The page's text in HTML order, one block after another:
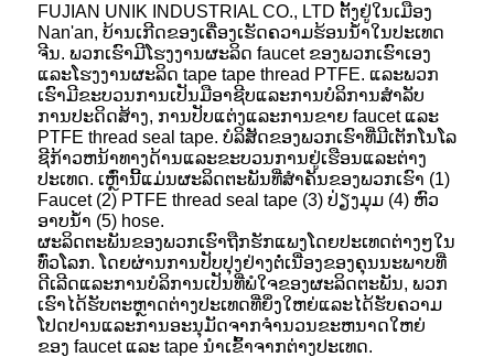
FUJIAN UNIK INDUSTRIAL CO., LTD ຕັ້ງຢູ່ໃນເມືອງ
Nan'an, ບ້ານເກີດຂອງເຄື່ອງເຮັດຄວາມຮ້ອນນ້ໍາໃນປະເທດ
ຈີນ. ພວກເຮົາມີໂຮງງານຜະລິດ faucet ຂອງພວກເຮົາເອງ
ແລະໂຮງງານຜະລິດ tape tape thread PTFE. ແລະພວກ
ເຮົາມີຂະບວນການເປັນມືອາຊີບແລະການບໍລິການສໍາລັບ
ການປະດິດສ້າງ, ການປັບແຕ່ງແລະການຂາຍ faucet ແລະ
PTFE thread seal tape. ບໍລິສັດຂອງພວກເຮົາທີ່ມີເຕັກໂນໂລ
ຊີກ້າວຫນ້າທາງດ້ານແລະຂະບວນການຢູ່ເຮືອນແລະຕ່າງ
ປະເທດ. ເຫຼົ່ານີ້ແມ່ນຜະລິດຕະພັນທີ່ສໍາຄັນຂອງພວກເຮົາ (1)
Faucet (2) PTFE thread seal tape (3) ປ່ຽງມຸມ (4) ຫົວ
ອາບນ້ໍາ (5) hose.
ຜະລິດຕະພັນຂອງພວກເຮົາຖືກຮັກແພງໂດຍປະເທດຕ່າງໆໃນ
ທົ່ວໂລກ. ໂດຍຜ່ານການປັບປຸງຢ່າງຕໍ່ເນື່ອງຂອງຄຸນນະພາບທີ່
ດີເລີດແລະການບໍລິການເປັນທີ່ພໍໃຈຂອງຜະລິດຕະພັນ, ພວກ
ເຮົາໄດ້ຮັບຕະຫຼາດຕ່າງປະເທດທີ່ຍິ່ງໃຫຍ່ແລະໄດ້ຮັບຄວາມ
ໂປດປານແລະການອະນຸມັດຈາກຈໍານວນຂະຫນາດໃຫຍ່
ຂອງ faucet ແລະ tape ນໍາເຂົ້າຈາກຕ່າງປະເທດ.